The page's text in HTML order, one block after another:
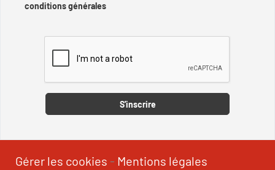
conditions générales
S'inscrire
Gérer les cookies - Mentions légales